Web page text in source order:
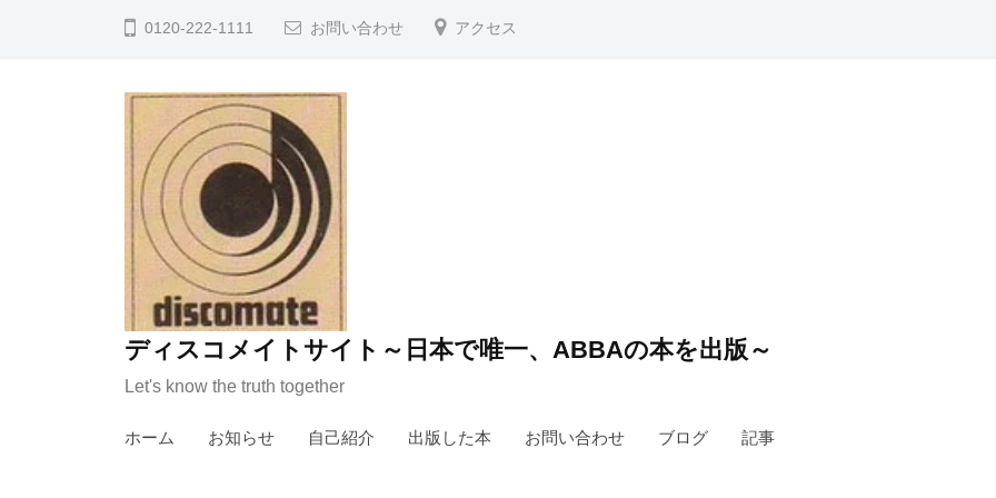
0120-222-1111 お問い合わせ アクセス
ディスコメイトサイト～日本で唯一、ABBAの本を出版～
Let's know the truth together
ホーム お知らせ 自己紹介 出版した本 お問い合わせ ブログ 記事